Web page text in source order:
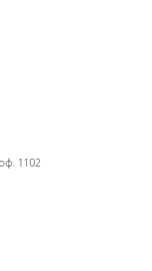
1102